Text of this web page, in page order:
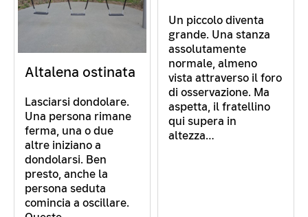
Altalena ostinata
Lasciarsi dondolare.
Una persona rimane
ferma, una o due
altre iniziano a
dondolarsi. Ben
presto, anche la
persona seduta
comincia a oscillare.
Un piccolo diventa
grande. Una stanza
assolutamente
normale, almeno
vista attraverso il foro
di osservazione. Ma
aspetta, il fratellino
qui supera in
altezza…